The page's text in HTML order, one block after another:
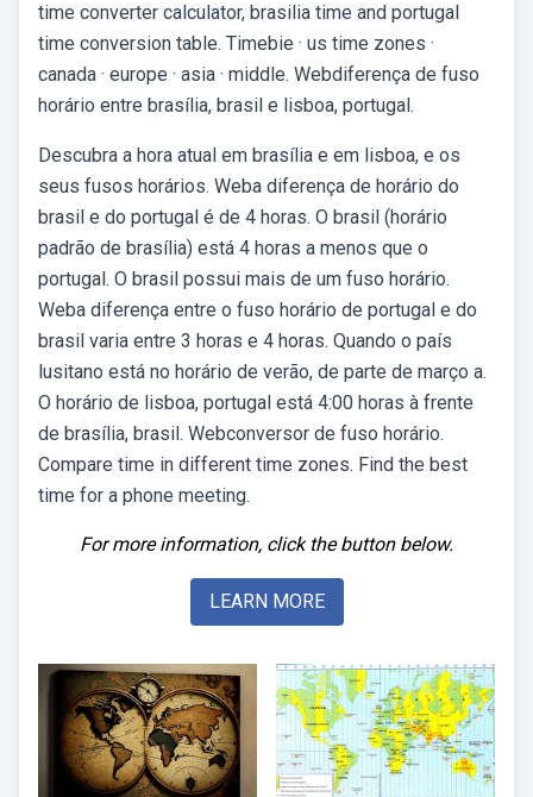
time converter calculator, brasilia time and portugal
time conversion table. Timebie · us time zones ·
canada · europe · asia · middle. Webdiferença de fuso
horário entre brasília, brasil e lisboa, portugal.
Descubra a hora atual em brasília e em lisboa, e os
seus fusos horários. Weba diferença de horário do
brasil e do portugal é de 4 horas. O brasil (horário
padrão de brasília) está 4 horas a menos que o
portugal. O brasil possui mais de um fuso horário.
Weba diferença entre o fuso horário de portugal e do
brasil varia entre 3 horas e 4 horas. Quando o país
lusitano está no horário de verão, de parte de março a.
O horário de lisboa, portugal está 4:00 horas à frente
de brasília, brasil. Webconversor de fuso horário.
Compare time in different time zones. Find the best
time for a phone meeting.
For more information, click the button below.
LEARN MORE